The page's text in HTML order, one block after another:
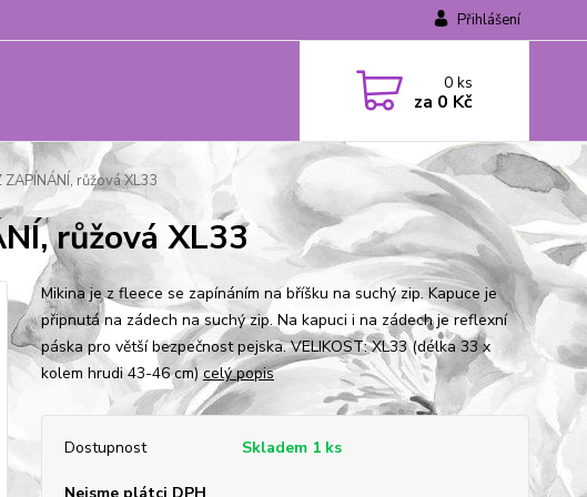
Přihlášení
0ks
za 0 Kč
ZAPÍNÁNÍ, růžová XL33
růžová XL33
Mikina je z fleece se zapínáním na bříšku na suchý zip. Kapuce je
připnutá na zádech na suchý zip. Na kapuci i na zádech je reflexní
páska pro větší bezpečnost pejska. VELIKOST: XL33 (délka 33 x
kolem hrudi 43-46 cm)celý popis
Dostupnost Skladem 1 ks